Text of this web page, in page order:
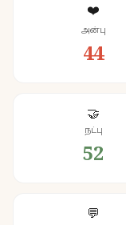
❤️
அன்பு
44
🤝
நட்பு
52
💬